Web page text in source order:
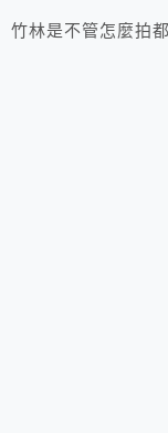
竹林是不管怎麼拍